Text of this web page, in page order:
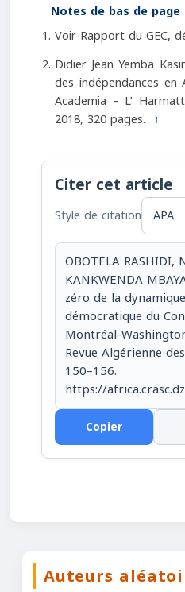
Notes de bas de page
Voir Rapport du GEC,
Didier Jean Yemba
des indépendances en
Academia – L’
2018, 320 pages. ↑
Citer cet article
Style de citation
OBOTELA RASHIDI,
KANKWENDA
zéro de la
démocratique du
Montréal-
Revue Algérienne
150–156.
https://
Copier
Auteurs